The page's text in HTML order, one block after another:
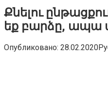
Քնելու
եք բարձը, ապա
Опубликовано: 28.02.2020